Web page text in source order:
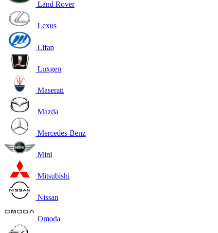
Land Rover
Lexus
Lifan
Luxgen
Maserati
Mazda
Mercedes-Benz
Mini
Mitsubishi
Nissan
Omoda